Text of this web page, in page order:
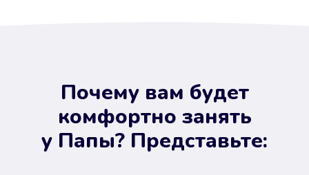
Почему вам будет
комфортно занять
у Папы? Представьте: